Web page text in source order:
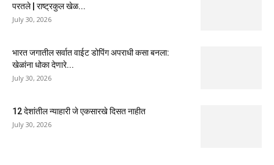
परतले | राष्ट्रकुल खेळ...
July 30, 2026
भारत जगातील सर्वात वाईट डोपिंग अपराधी कसा बनला:
खेळांना धोका देणारे...
July 30, 2026
12 देशांतील न्याहारी जे एकसारखे दिसत नाहीत
July 30, 2026